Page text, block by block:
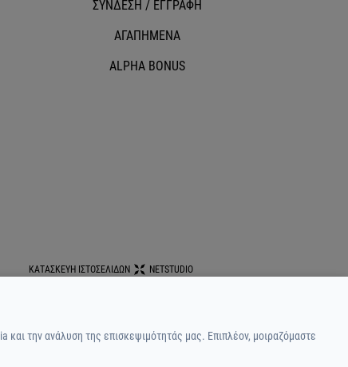
ΣΥΝΔΕΣΗ / ΕΓΓΡΑΦΗ
ΑΓΑΠΗΜΕΝΑ
ALPHA BONUS
ΚΑΤΑΣΚΕΥΗ ΙΣΤΟΣΕΛΙΔΩΝ NETSTUDIO
την ανάλυση της επισκεψιμότητάς μας. Επιπλέον, μοιραζόμαστε